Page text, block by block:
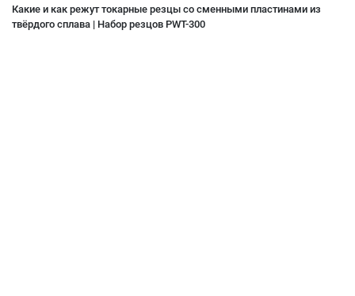
Какие и как режут токарные резцы со сменными пластинами из
твёрдого сплава | Набор резцов PWT-300